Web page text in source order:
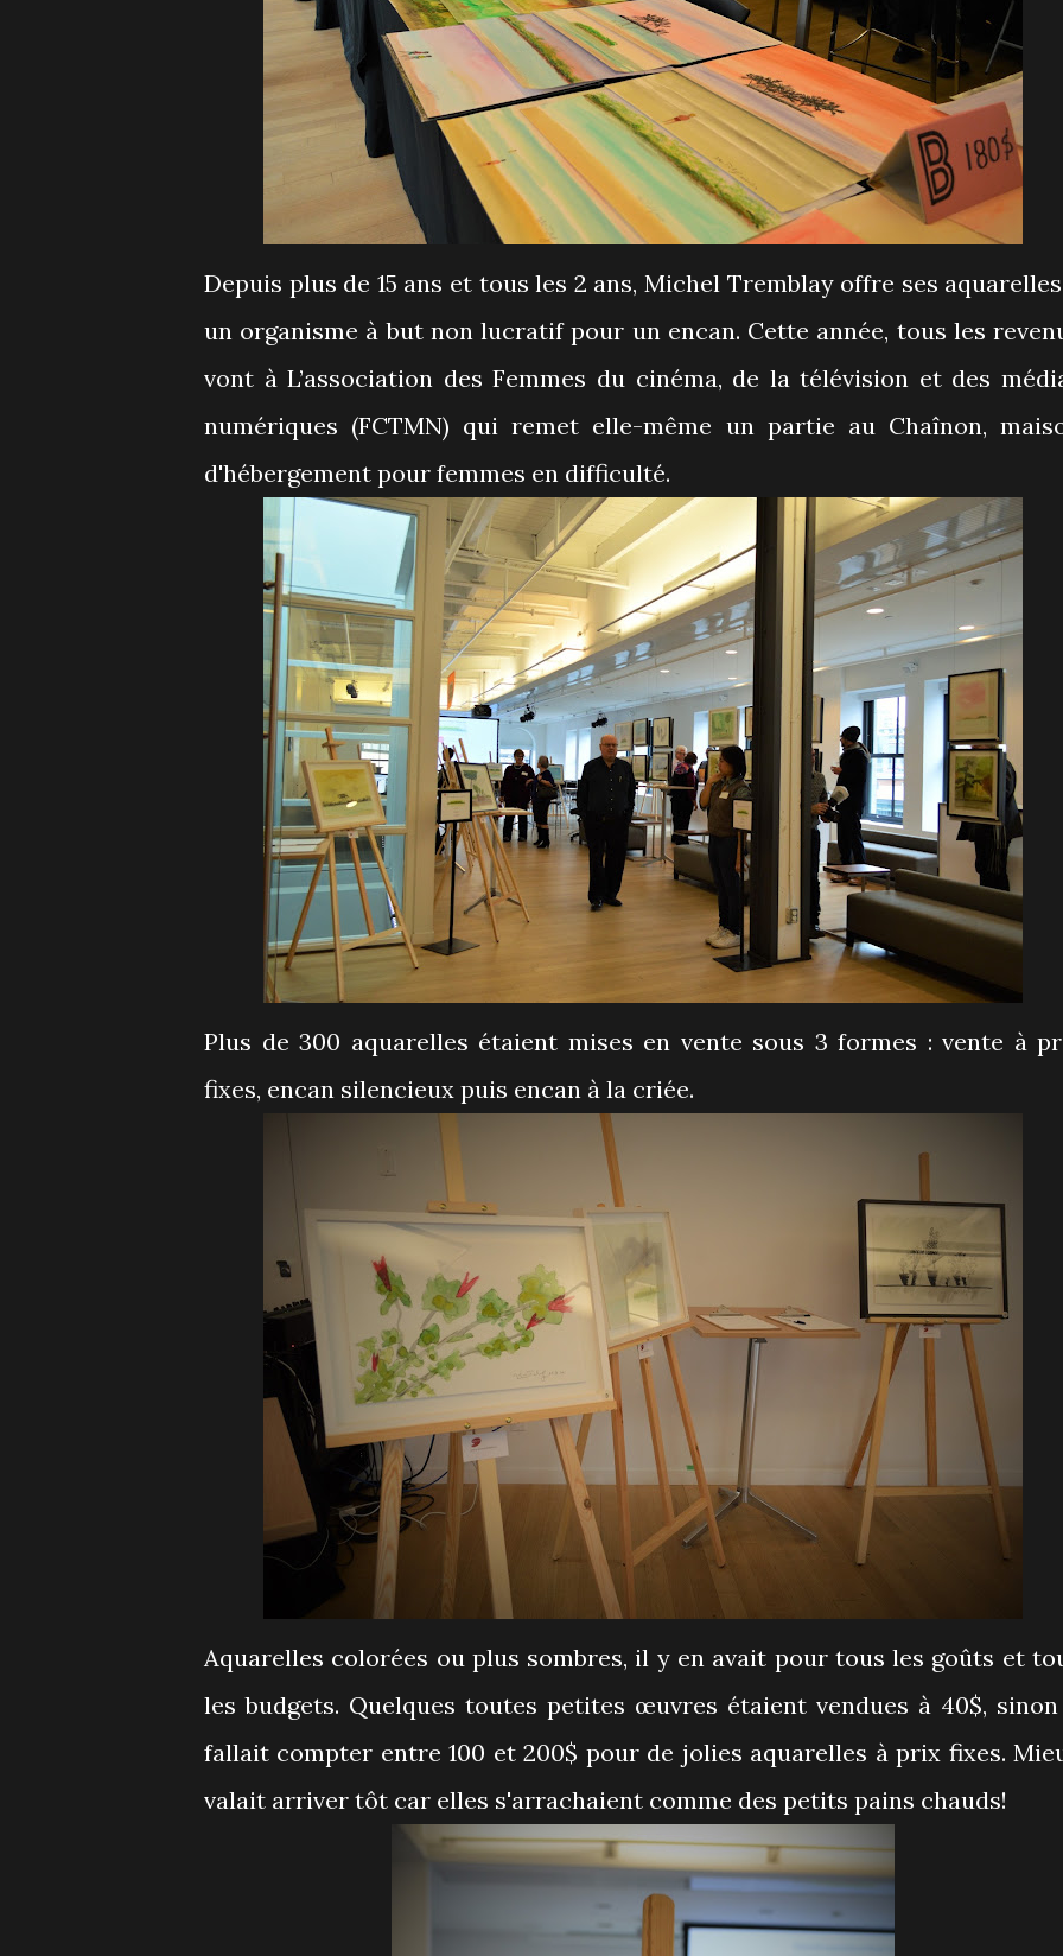
Depuis plus de 15 ans et tous les 2 ans, Michel Tremblay offre ses
un organisme à but non lucratif pour un encan. Cette année, tous les
vont à L’association des Femmes du cinéma, de la télévision et des
numériques (FCTMN) qui remet elle-même un partie au Chaînon,
d'hébergement pour femmes en difficulté.
Plus de 300 aquarelles étaient mises en vente sous 3 formes : vente à
fixes, encan silencieux puis encan à la criée.
Aquarelles colorées ou plus sombres, il y en avait pour tous les goûts et
les budgets. Quelques toutes petites œuvres étaient vendues à 40$,
fallait compter entre 100 et 200$ pour de jolies aquarelles à prix fixes.
valait arriver tôt car elles s'arrachaient comme des petits pains chauds!